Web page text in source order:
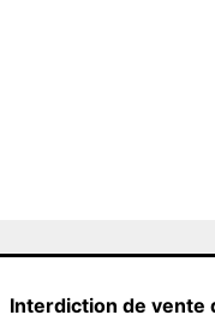
Interdiction de vente